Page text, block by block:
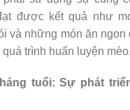
được kết quả như
và những món ăn ngon
trình huấn luyện mèo.
tuổi: Sự phát